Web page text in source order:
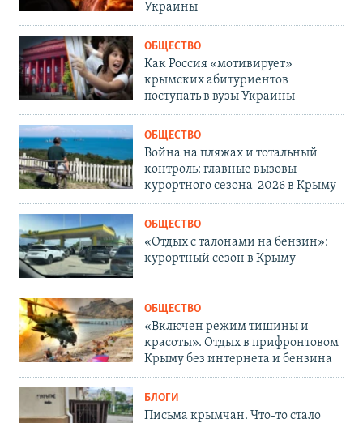
Украины
ОБЩЕСТВО
Как Россия «мотивирует»
крымских абитуриентов
поступать в вузы Украины
ОБЩЕСТВО
Война на пляжах и тотальный
контроль: главные вызовы
курортного сезона-2026 в Крыму
ОБЩЕСТВО
«Отдых с талонами на бензин»:
курортный сезон в Крыму
ОБЩЕСТВО
«Включен режим тишины и
красоты». Отдых в прифронтовом
Крыму без интернета и бензина
БЛОГИ
Письма крымчан. Что-то стало